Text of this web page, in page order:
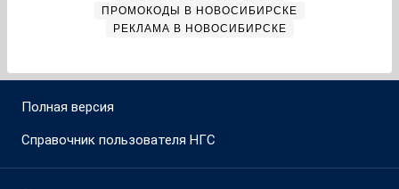
ПРОМОКОДЫ В НОВОСИБИРСКЕ
РЕКЛАМА В НОВОСИБИРСКЕ
Полная версия
Справочник пользователя НГС